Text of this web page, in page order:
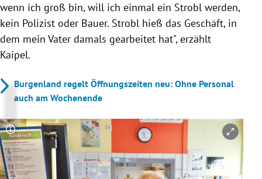
wenn ich groß bin, will ich einmal ein Strobl werden,
kein Polizist oder Bauer. Strobl hieß das Geschäft, in
dem mein Vater damals gearbeitet hat", erzählt
Kaipel.
Burgenland regelt Öffnungszeiten neu: Ohne Personal
auch am Wochenende
Copyright-Hinweis öffnen/schließen